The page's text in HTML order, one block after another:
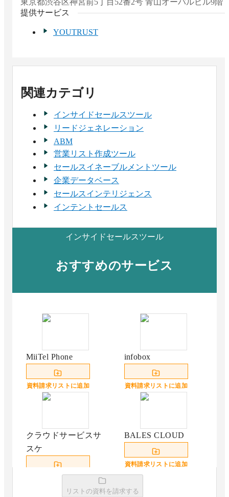
東京都渋谷区神宮前5丁目52番2号 青山オーバルビル9階
提供サービス
YOUTRUST
関連カテゴリ
インサイドセールスツール
リードジェネレーション
ABM
営業リスト作成ツール
セールスイネーブルメントツール
企業データベース
セールスインテリジェンス
インテントセールス
インサイドセールスツール
おすすめのサービス
MiiTel Phone
資料請求リストに追加
infobox
資料請求リストに追加
クラウドサービスサ
スケ
BALES CLOUD
資料請求リストに追加
リストの資料を請求する